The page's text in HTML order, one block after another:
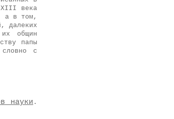
XIII века
а в том,
далеких
общин
папы
с
науки .